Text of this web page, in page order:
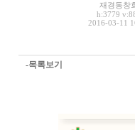
재경동창
h:3779
2016-03-11
-목록보기